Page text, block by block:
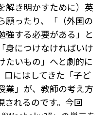
解き明かすために）英
願ったり、「（外国の
強する必要がある」と
身につけなければいけ
たいもの」へと劇的に
口にはしてきた「子ど
業」が、教師の考え方
されるのです。今回